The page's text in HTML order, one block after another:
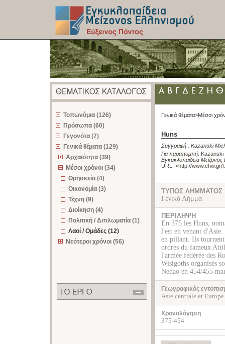
Τοπωνύμια (126)
Πρόσωπα (60)
Γεγονότα (7)
Γενικά θέματα (129)
Αρχαιότητα (39)
Μέσοι χρόνοι (34)
Θρησκεία (4)
Οικονομία (3)
Τέχνη (9)
Διοίκηση (4)
Πολιτική / Διπλωματία (1)
Λαοί / Ομάδες (12)
Νεότεροι χρόνοι (56)
Γενικά θέματα>Μέσοι
Huns
Συγγραφή : Kazanski
Για παραπομπή: Kazanski
Εγκυκλοπαίδεια
URL: <http://www.ehw.gr/
ΤΥΠΟΣ ΛΗΜΜΑΤΟΣ
Γενικό Λήμμα
ΠΕΡΙΛΗΨΗ
En 375 les Huns,
l'est en venant d'Asie.
en pillant. Ils
ordres du fameux
l'armée fédérée des
Wisigoths organisés
Nedao en 454/455
Γεωγραφικός
Asie centrale et
Χρονολόγηση
375-454